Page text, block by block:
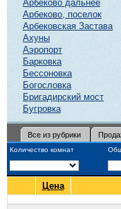
Арбеково дальнее
Арбеково, поселок
Арбековская Застава
Ахуны
Аэропорт
Барковка
Бессоновка
Богословка
Бригадирский мост
Бугровка
Все из рубрики
Количество комнат
Цена